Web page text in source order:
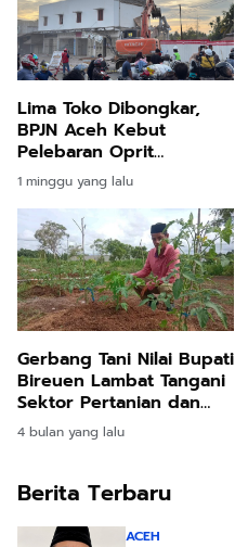
Lima Toko Dibongkar,
BPJN Aceh Kebut
Pelebaran Oprit
Jembatan Baru Kuta
Blang
1 minggu yang lalu
Gerbang Tani Nilai Bupati
Bireuen Lambat Tangani
Sektor Pertanian dan
Perikanan
4 bulan yang lalu
Berita Terbaru
ACEH